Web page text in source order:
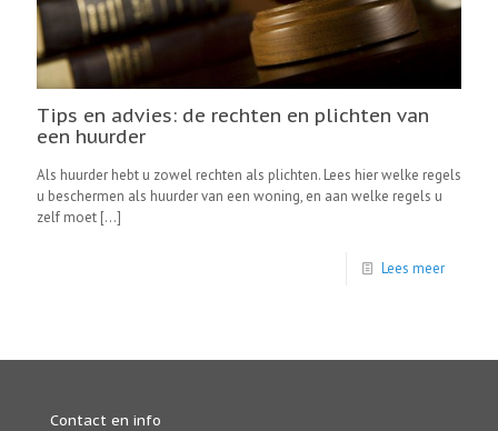
Tips en advies: de rechten en plichten van
een huurder
Als huurder hebt u zowel rechten als plichten. Lees hier welke regels
u beschermen als huurder van een woning, en aan welke regels u
zelf moet […]
Lees meer
Contact en info